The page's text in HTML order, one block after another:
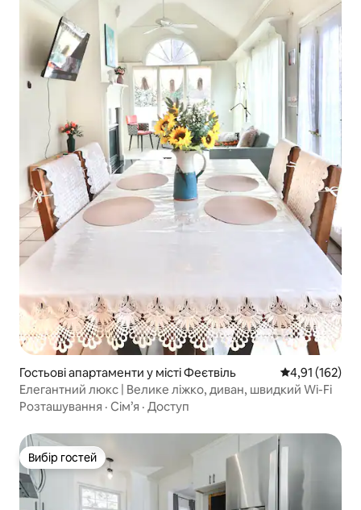
Гостьові апартаменти у місті Феєтвіль Середня
4,91 (162)
Елегантний люкс | Велике ліжко, диван, швидкий Wi-Fi
Розташування · Сім’я · Доступ
Вибір гостей
Вибір гостей